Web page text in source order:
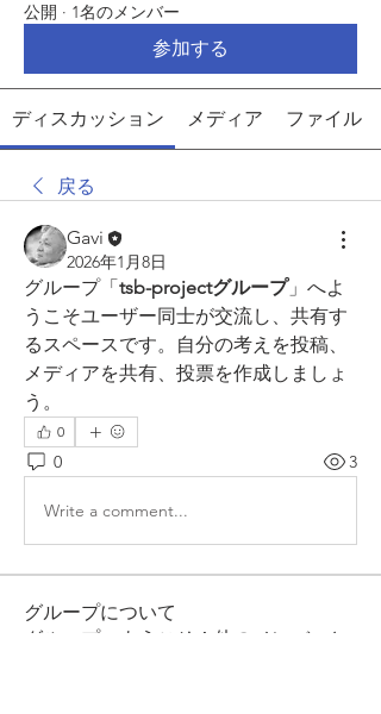
公開 · 1名のメンバー
参加する
ディスカッション メディア ファイル
戻る
Gavi
2026年1月8日
グループ「 tsb-projectグループ」へよ
うこそユーザー同士が交流し、共有す
るスペースです。自分の考えを投稿、
メディアを共有、投票を作成しましょ
う。
0
0 3
Write a comment...
グループについて
グループへようこそ！他のメンバーと